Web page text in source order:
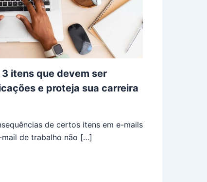
itens que devem ser
e proteja sua carreira
de certos itens em e-mails
de trabalho não […]